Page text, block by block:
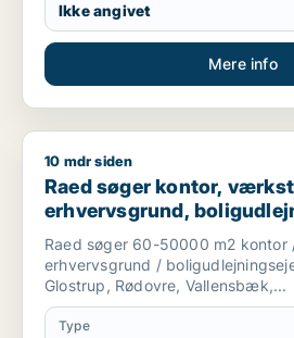
Ikke angivet
Mere info
Raed søger kontor, værksted,
10 mdr siden
Raed søger kontor,
erhvervsgrund,
hotel eller
Glostrup, Rødovre eller
Raed søger 60-50000 m2
erhvervsgrund /
Glostrup, Rødovre, Vallensbæk,...
Type